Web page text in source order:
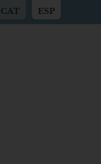
CAT ESP